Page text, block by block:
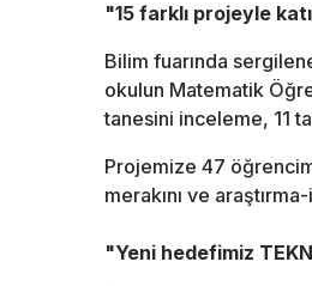
"15 farklı projeyle
Bilim fuarında
okulun Matematik
tanesini inceleme, 11
Projemize 47
merakını ve
"Yeni hedefimiz